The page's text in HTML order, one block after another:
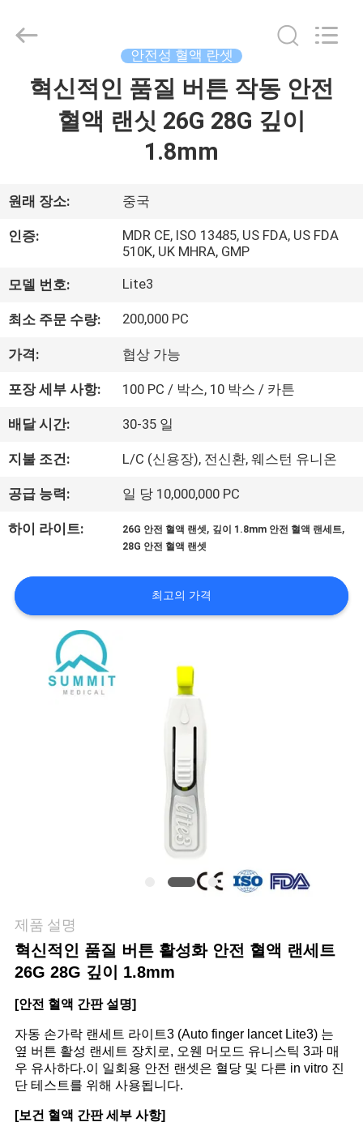
VR
우
리
에
대
하
공
여
세
요
뉴
스
경
2025
Suzhou
안전성 혈액 란셋
혁신적인 품질 버튼 작동 안전
혈액 랜싯 26G 28G 깊이
1.8mm
원래 장소: 중국
인증:
MDR CE, ISO 13485, US FDA, US FDA
510K, UK MHRA, GMP
모델 번호: Lite3
최소 주문 수량: 200,000 PC
가격: 협상 가능
포장 세부 사항: 100 PC / 박스, 10 박스 / 카튼
배달 시간: 30-35 일
지불 조건: L/C (신용장), 전신환, 웨스턴 유니온
공급 능력: 일 당 10,000,000 PC
하이 라이트: 26G 안전 혈액 랜셋, 깊이 1.8mm 안전 혈액 랜세트,
28G 안전 혈액 랜셋
최고의 가격
제품 설명
혁신적인 품질 버튼 활성화 안전 혈액 랜세트
26G 28G 깊이 1.8mm
[안전 혈액 간판 설명]
자동 손가락 랜세트 라이트3 (Auto finger lancet Lite3) 는
옆 버튼 활성 랜세트 장치로, 오웬 머모드 유니스틱 3과 매
우 유사하다.이 일회용 안전 랜셋은 혈당 및 다른 in vitro 진
단 테스트를 위해 사용됩니다.
[보건 혈액 간판 세부 사항]